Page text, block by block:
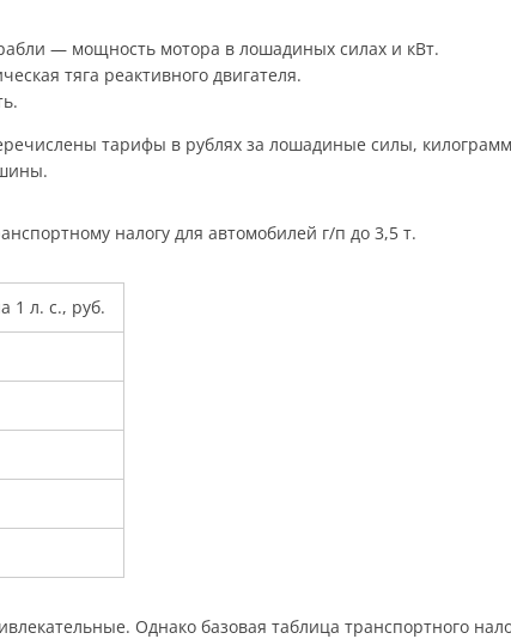
— мощность мотора в лошадиных силах и кВт.
тяга реактивного двигателя.
тарифы в рублях за лошадиные силы,
налогу для автомобилей г/п до 3,5 т.
1 л. с., руб.
Однако базовая таблица транспортного